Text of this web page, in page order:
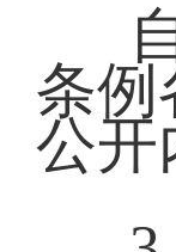
条例
公开